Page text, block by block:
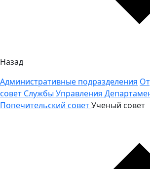
Назад
Административные подразделения
совет Службы Управления
Попечительский советУченый совет